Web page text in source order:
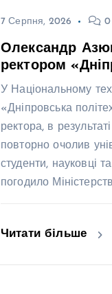
7 Серпня, 2026 0
Олександр
ректором
У Національному
«Дніпровська
ректора, в
повторно очолив
студенти, науковці
погодило
Читати більше